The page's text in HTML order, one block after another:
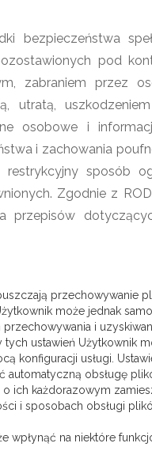
bezpieczeństwa
pod
zabraniem przez
utratą,
osobowe i
i zachowania
sposób
Zgodnie z
przepisów
przechowywanie
może jednak
przechowywania i
ustawień Użytkownik
konfiguracji usługi.
obsługę
ich każdorazowym
i sposobach obsługi
na niektóre